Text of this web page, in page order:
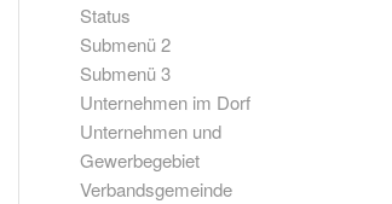
Status
Submenü 2
Submenü 3
Unternehmen im Dorf
Unternehmen und
Gewerbegebiet
Verbandsgemeinde